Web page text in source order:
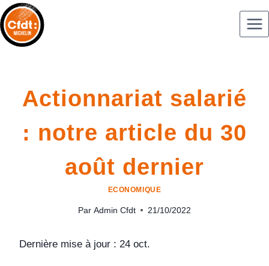
Actionnariat salarié
: notre article du 30
août dernier
ECONOMIQUE
Par Admin Cfdt 21/10/2022
Dernière mise à jour : 24 oct.